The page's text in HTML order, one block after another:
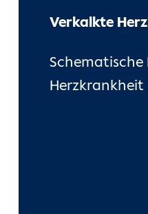
Verkalkte
Herzkrankheit